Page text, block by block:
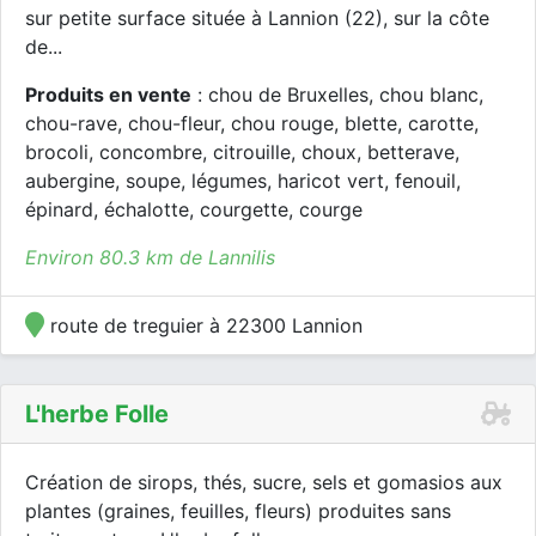
sur petite surface située à Lannion (22), sur la côte
de...
Produits en vente : chou de Bruxelles, chou blanc,
chou-rave, chou-fleur, chou rouge, blette, carotte,
brocoli, concombre, citrouille, choux, betterave,
aubergine, soupe, légumes, haricot vert, fenouil,
épinard, échalotte, courgette, courge
Environ 80.3 km de Lannilis
route de treguier à 22300 Lannion
L'herbe Folle
Création de sirops, thés, sucre, sels et gomasios aux
plantes (graines, feuilles, fleurs) produites sans